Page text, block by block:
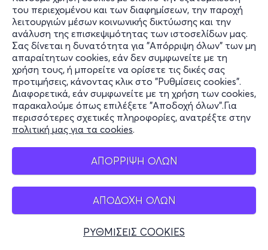
του περιεχομένου και των διαφημίσεων, την παροχή
λειτουργιών μέσων κοινωνικής δικτύωσης και την
ανάλυση της επισκεψιμότητας των ιστοσελίδων μας.
Σας δίνεται η δυνατότητα για "Απόρριψη όλων" των μη
απαραίτητων cookies, εάν δεν συμφωνείτε με τη
χρήση τους, ή μπορείτε να ορίσετε τις δικές σας
προτιμήσεις, κάνοντας κλικ στο "Ρυθμίσεις cookies".
Διαφορετικά, εάν συμφωνείτε με τη χρήση των cookies,
παρακαλούμε όπως επιλέξετε "Αποδοχή όλων".Για
περισσότερες σχετικές πληροφορίες, ανατρέξτε στην
πολιτική μας για τα cookies.
ΑΠΟΡΡΙΨΗ ΟΛΩΝ
ΑΠΟΔΟΧΗ ΟΛΩΝ
ΡΥΘΜΙΣΕΙΣ COOKIES